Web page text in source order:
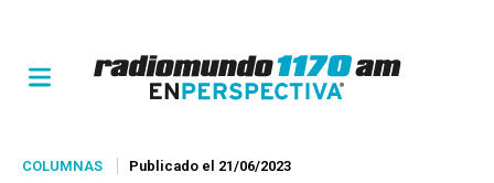
COLUMNAS Publicado el 21/06/2023